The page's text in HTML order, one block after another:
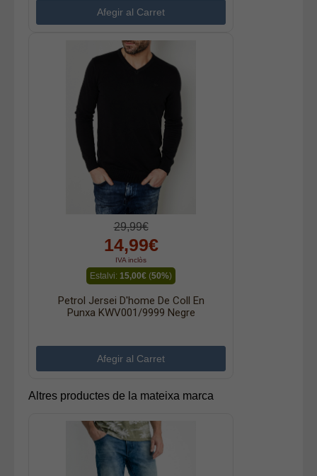
29,99€
14,99€
IVA inclòs
Estalvi: 15,00€ (50%)
Petrol Jersei D'home De Coll En
Punxa KWV001/9999 Negre
Altres productes de la mateixa marca